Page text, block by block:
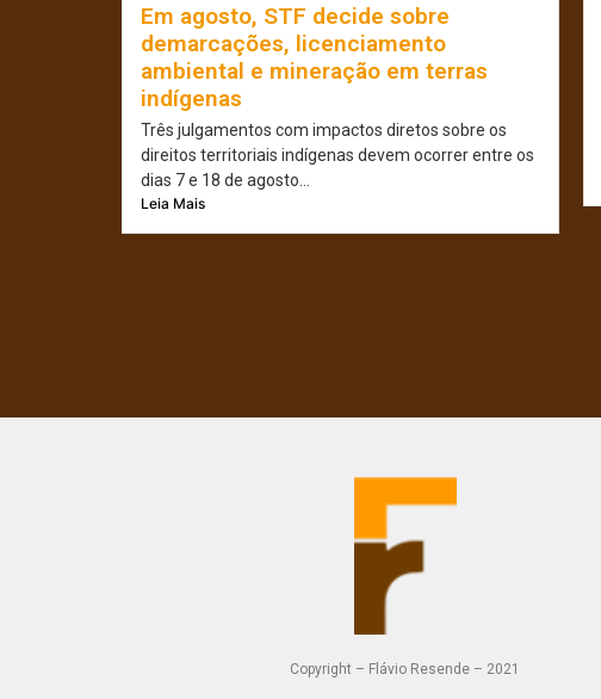
Em agosto, STF decide sobre
demarcações, licenciamento
ambiental e mineração em terras
indígenas
Três julgamentos com impactos diretos sobre os
direitos territoriais indígenas devem ocorrer entre os
dias 7 e 18 de agosto...
Leia Mais
Copyright – Flávio Resende – 2021